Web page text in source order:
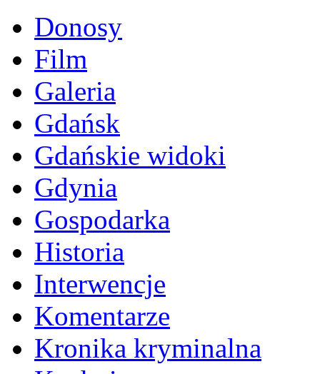
Donosy
Film
Galeria
Gdańsk
Gdańskie widoki
Gdynia
Gospodarka
Historia
Interwencje
Komentarze
Kronika kryminalna